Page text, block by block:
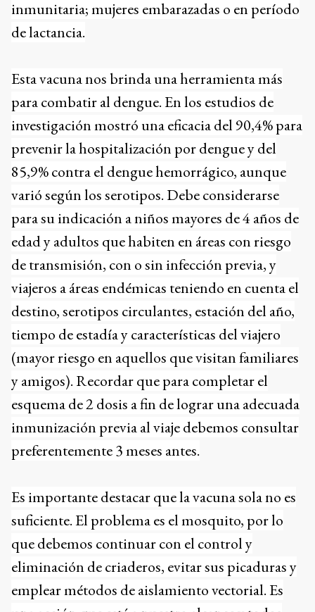
inmunitaria; mujeres embarazadas o en período
de lactancia.
Esta vacuna nos brinda una herramienta más
para combatir al dengue. En los estudios de
investigación mostró una eficacia del 90,4% para
prevenir la hospitalización por dengue y del
85,9% contra el dengue hemorrágico, aunque
varió según los serotipos. Debe considerarse
para su indicación a niños mayores de 4 años de
edad y adultos que habiten en áreas con riesgo
de transmisión, con o sin infección previa, y
viajeros a áreas endémicas teniendo en cuenta el
destino, serotipos circulantes, estación del año,
tiempo de estadía y características del viajero
(mayor riesgo en aquellos que visitan familiares
y amigos). Recordar que para completar el
esquema de 2 dosis a fin de lograr una adecuada
inmunización previa al viaje debemos consultar
preferentemente 3 meses antes.
Es importante destacar que la vacuna sola no es
suficiente. El problema es el mosquito, por lo
que debemos continuar con el control y
eliminación de criaderos, evitar sus picaduras y
emplear métodos de aislamiento vectorial. Es